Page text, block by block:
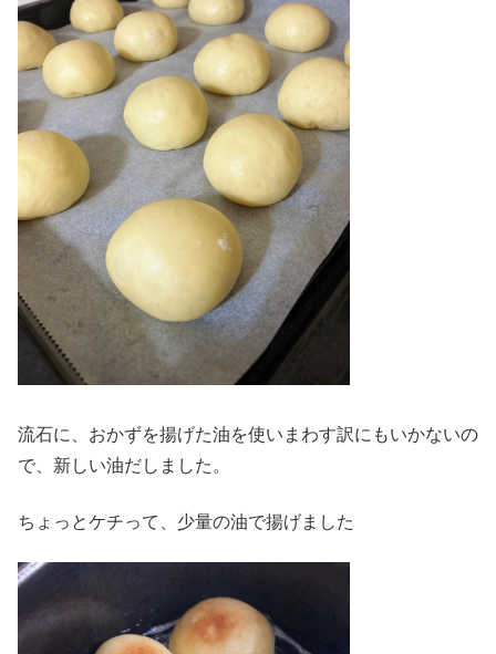
流石に、おかずを揚げた油を使いまわす訳にもいかないの
で、新しい油だしました。
ちょっとケチって、少量の油で揚げました